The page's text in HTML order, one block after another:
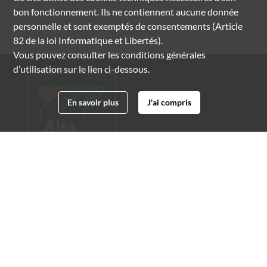
bon fonctionnement. Ils ne contiennent aucune donnée
personnelle et sont exemptés de consentements (Article
82 de la loi Informatique et Libertés).
Vous pouvez consulter les conditions générales
d’utilisation sur le lien ci-dessous.
En savoir plus J'ai compris